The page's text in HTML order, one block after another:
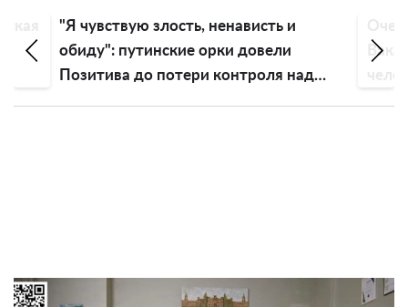
"Я чувствую злость, ненависть и
обиду": путинские орки довели
Позитива до потери контроля над